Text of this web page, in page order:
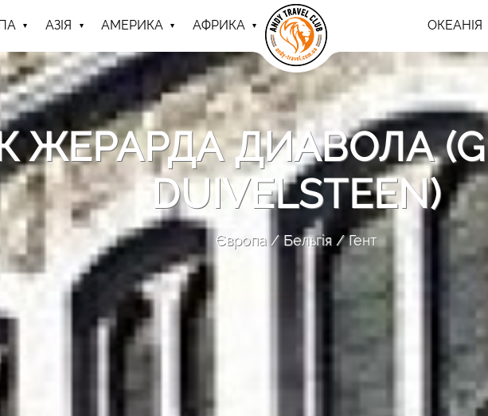
АЗІЯ АМЕРИКА АФРИКА ОКЕАНІЯ
ЖЕРАРДА ДИАВОЛА
DUIVELSTEEN)
Європа Бельгія Гент